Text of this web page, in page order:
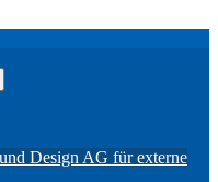
Design AG für externe